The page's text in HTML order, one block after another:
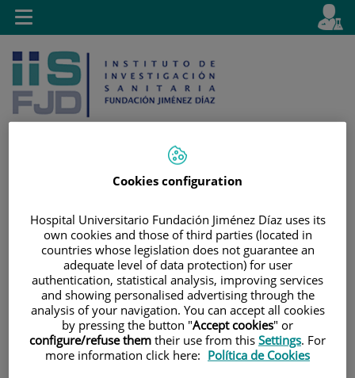
Saltar al contenido
contenido
activo
es
Toggle
navigation
Cookies configuration
Hospital Universitario Fundación Jiménez Díaz uses its
own cookies and those of third parties (located in
countries whose legislation does not guarantee an
adequate level of data protection) for user
authentication, statistical analysis, improving services
and showing personalised advertising through the
analysis of your navigation. You can accept all cookies
by pressing the button "Accept cookies" or
configure/refuse them their use from this Settings. For
more information click here: Política de Cookies